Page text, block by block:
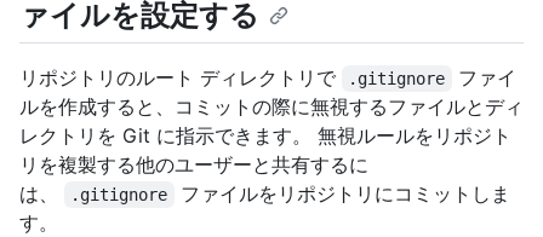
ァイルを設定する
リポジトリのルート ディレクトリで .gitignore
ファイ
ルを作成すると、コミットの際に無視するファイルとディ
レクトリを Git に指示できます。 無視ルールをリポジト
リを複製する他のユーザーと共有するに
は、
.gitignore
ファイルをリポジトリにコミットしま
す。